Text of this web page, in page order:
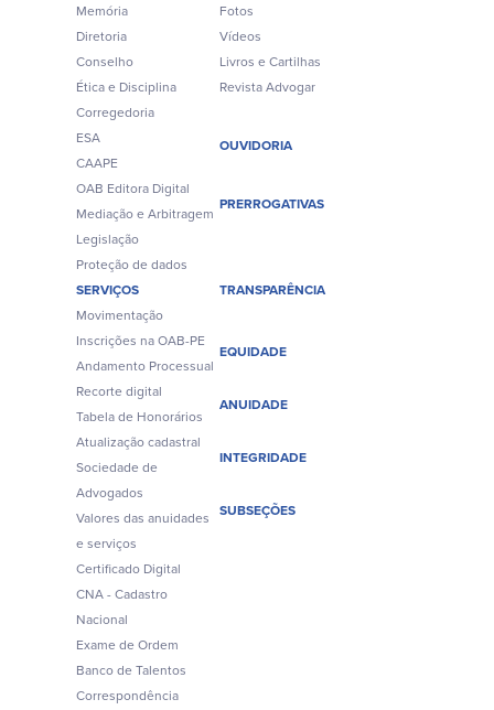
Memória
Diretoria
Conselho
Ética e Disciplina
Corregedoria
ESA
CAAPE
OAB Editora Digital
Mediação e Arbitragem
Legislação
Proteção de dados
Fotos
Vídeos
Livros e Cartilhas
Revista Advogar
OUVIDORIA
PRERROGATIVAS
SERVIÇOS
Movimentação
Inscrições na OAB-PE
Andamento Processual
Recorte digital
Tabela de Honorários
Atualização cadastral
Sociedade de
Advogados
Valores das anuidades
e serviços
Certificado Digital
CNA - Cadastro
Nacional
Exame de Ordem
Banco de Talentos
Correspondência
TRANSPARÊNCIA
EQUIDADE
ANUIDADE
INTEGRIDADE
SUBSEÇÕES